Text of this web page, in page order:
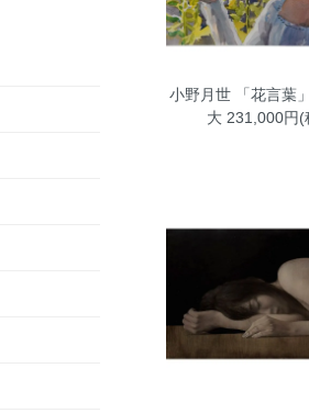
小野月世 「花言葉
大 231,000円(